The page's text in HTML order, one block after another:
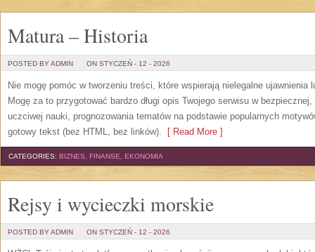
Matura – Historia
POSTED BY ADMIN ON STYCZEŃ - 12 - 2026
Nie mogę pomóc w tworzeniu treści, które wspierają nielegalne ujawnienia
Mogę za to przygotować bardzo długi opis Twojego serwisu w
uczciwej nauki, prognozowania tematów na podstawie popularnych
gotowy tekst (bez HTML, bez linków). [ Read More ]
CATEGORIES: BIZNES, FINANSE, EKONOMIA
Rejsy i wycieczki morskie
POSTED BY ADMIN ON STYCZEŃ - 12 - 2026